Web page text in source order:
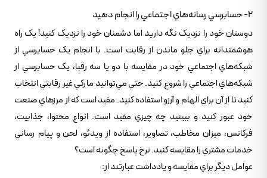
2- حسابرسي رسانه‌هاي اجتماعي را انجام دهيد
دوستان خود را نزديک نگه داريد اما دشمنان خود را نزديک کنيد! يک راه
هوشمندانه براي جلو ماندن از رقابت است. با انجام يک حسابرسي از
شبکه‌هاي اجتماعي خود در مقايسه با دو يا سه رقبا، يک حسابرسي از
شبکه‌هاي اجتماعي را شروع کنيد. حتي مي‌توانيد مارکي غير رقابتي انتخاب
کنيد تا از آن براي الهام و آرزو استفاده کنيد. مفيد است که از مرزهاي صنعت
خود عبور کنيد و ببينيد چه چيزي مفيد است. انواع محتوا، جذابيت،
فرکانس، ميزان مخاطب، تصاوير، استفاده از ويدئو، لحن و پيام رساني
خدمات مشتري را مقايسه کنيد. نرخ پاسخ چگونه است؟
عوامل ديگر براي مقايسه و يادداشت عبارتند از: